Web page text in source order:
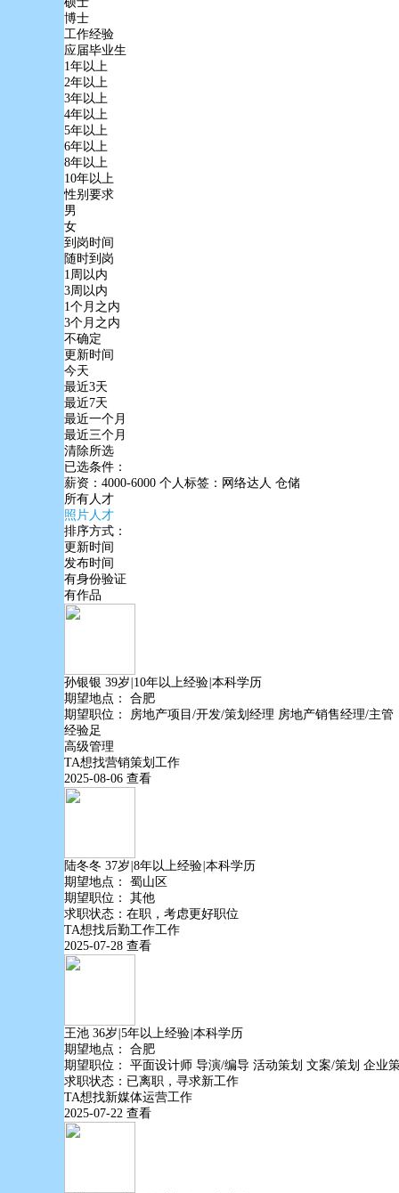
博士
工作经验
应届毕业生
1年以上
2年以上
3年以上
4年以上
5年以上
6年以上
8年以上
10年以上
性别要求
男
女
到岗时间
随时到岗
1周以内
3周以内
1个月之内
3个月之内
不确定
更新时间
今天
最近3天
最近7天
最近一个月
最近三个月
清除所选
已选条件：
薪资：4000-6000 个人标签：网络达人 仓储
所有人才
照片人才
排序方式：
更新时间
发布时间
有身份验证
有作品
孙银银 39岁 10年以上经验 本科学历
期望地点： 合肥
期望职位： 房地产项目/开发/策划经理 房地产销售经理/主管
经验足
高级管理
TA想找营销策划 工作
2025-08-06 查看
陆冬冬 37岁 8年以上经验 本科学历
期望地点： 蜀山区
期望职位： 其他
求职状态：在职，考虑更好职位
TA想找后勤工作工作
2025-07-28 查看
王池 36岁 5年以上经验 本科学历
期望地点： 合肥
期望职位： 平面设计师 导演/编导 活动策划 文案/策划 企业
求职状态：已离职，寻求新工作
TA想找新媒体运营工作
2025-07-22 查看